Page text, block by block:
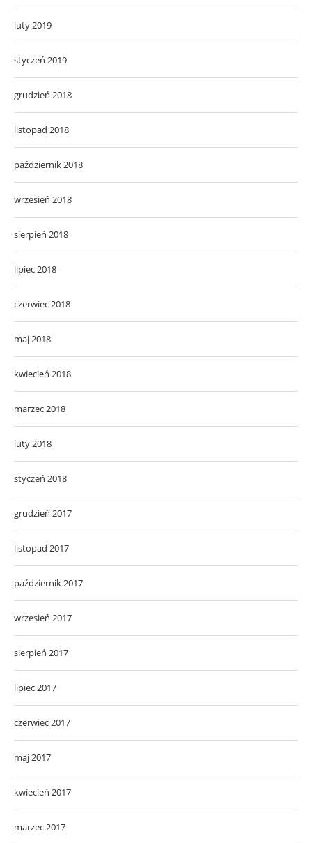
luty 2019
styczeń 2019
grudzień 2018
listopad 2018
październik 2018
wrzesień 2018
sierpień 2018
lipiec 2018
czerwiec 2018
maj 2018
kwiecień 2018
marzec 2018
luty 2018
styczeń 2018
grudzień 2017
listopad 2017
październik 2017
wrzesień 2017
sierpień 2017
lipiec 2017
czerwiec 2017
maj 2017
kwiecień 2017
marzec 2017